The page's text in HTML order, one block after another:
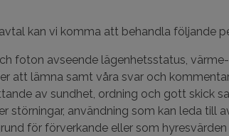
kan vi komma att behandla följande
foton avseende lägenhetsstatus,
att lämna samt våra svar och
av sundhet, ordning och gott skick
störningar, användning som kan leda till
för förverkande eller som